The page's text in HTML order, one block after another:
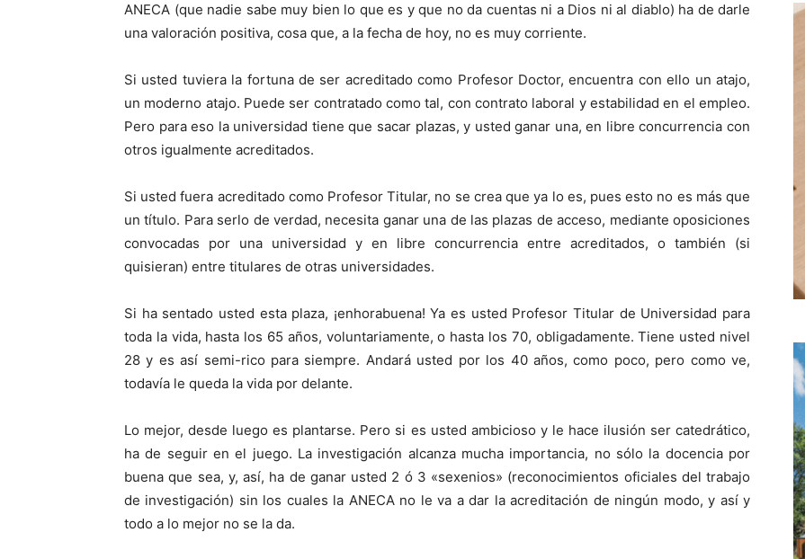
ANECA (que nadie sabe muy bien lo que es y que no da cuentas ni a Dios ni al diablo) ha de darle
una valoración positiva, cosa que, a la fecha de hoy, no es muy corriente.
Si usted tuviera la fortuna de ser acreditado como Profesor Doctor, encuentra con ello un atajo,
un moderno atajo. Puede ser contratado como tal, con contrato laboral y estabilidad en el empleo.
Pero para eso la universidad tiene que sacar plazas, y usted ganar una, en libre concurrencia con
otros igualmente acreditados.
Si usted fuera acreditado como Profesor Titular, no se crea que ya lo es, pues esto no es más que
un título. Para serlo de verdad, necesita ganar una de las plazas de acceso, mediante oposiciones
convocadas por una universidad y en libre concurrencia entre acreditados, o también (si
quisieran) entre titulares de otras universidades.
Si ha sentado usted esta plaza, ¡enhorabuena! Ya es usted Profesor Titular de Universidad para
toda la vida, hasta los 65 años, voluntariamente, o hasta los 70, obligadamente. Tiene usted nivel
28 y es así semi-rico para siempre. Andará usted por los 40 años, como poco, pero como ve,
todavía le queda la vida por delante.
Lo mejor, desde luego es plantarse. Pero si es usted ambicioso y le hace ilusión ser catedrático,
ha de seguir en el juego. La investigación alcanza mucha importancia, no sólo la docencia por
buena que sea, y, así, ha de ganar usted 2 ó 3 «sexenios» (reconocimientos oficiales del trabajo
de investigación) sin los cuales la ANECA no le va a dar la acreditación de ningún modo, y así y
todo a lo mejor no se la da.